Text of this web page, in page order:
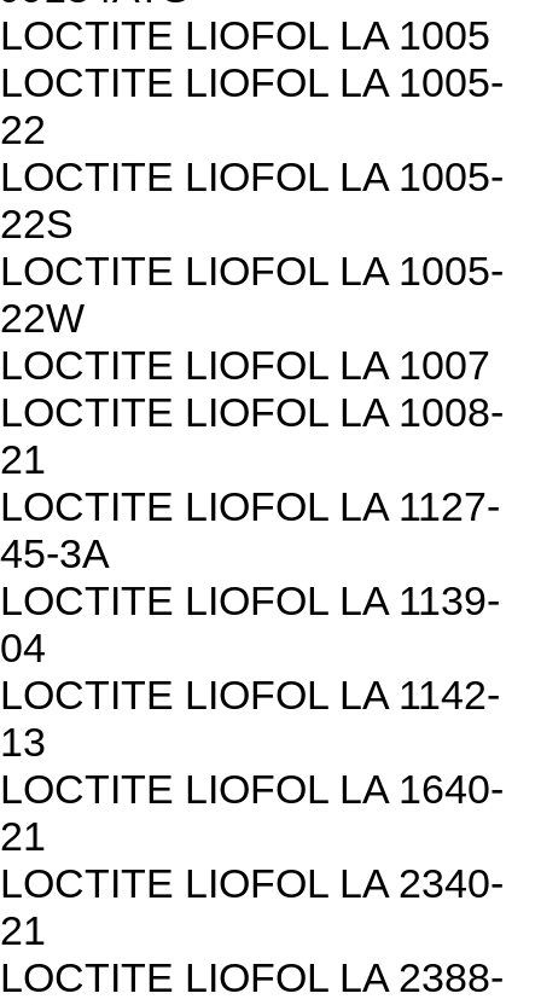
LOCTITE LIOFOL LA 1005
LOCTITE LIOFOL LA 1005-
22
LOCTITE LIOFOL LA 1005-
22S
LOCTITE LIOFOL LA 1005-
22W
LOCTITE LIOFOL LA 1007
LOCTITE LIOFOL LA 1008-
21
LOCTITE LIOFOL LA 1127-
45-3A
LOCTITE LIOFOL LA 1139-
04
LOCTITE LIOFOL LA 1142-
13
LOCTITE LIOFOL LA 1640-
21
LOCTITE LIOFOL LA 2340-
21
LOCTITE LIOFOL LA 2388-